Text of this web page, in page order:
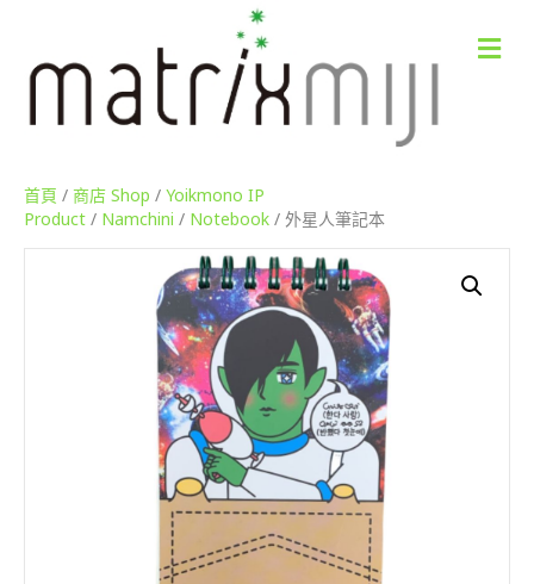
M
e
首頁 / 商店 Shop / Yoikmono IP
Product / Namchini / Notebook / 外星人筆記本